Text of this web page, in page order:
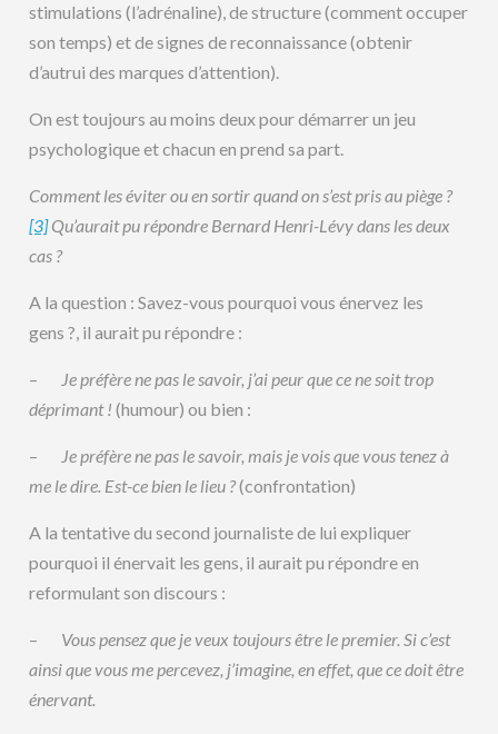
stimulations (l’adrénaline), de structure (comment occuper
son temps) et de signes de reconnaissance (obtenir
d’autrui des marques d’attention).
On est toujours au moins deux pour démarrer un jeu
psychologique et chacun en prend sa part.
Comment les éviter ou en sortir quand on s’est pris au piège ?
[3]Qu’aurait pu répondre Bernard Henri-Lévy dans les deux
cas ?
A la question : Savez-vous pourquoi vous énervez les
gens ?, il aurait pu répondre :
– Je préfère ne pas le savoir, j’ai peur que ce ne soit trop
déprimant ! (humour) ou bien :
– Je préfère ne pas le savoir, mais je vois que vous tenez à
me le dire. Est-ce bien le lieu ?(confrontation)
A la tentative du second journaliste de lui expliquer
pourquoi il énervait les gens, il aurait pu répondre en
reformulant son discours :
– Vous pensez que je veux toujours être le premier. Si c’est
ainsi que vous me percevez, j’imagine, en effet, que ce doit être
énervant.